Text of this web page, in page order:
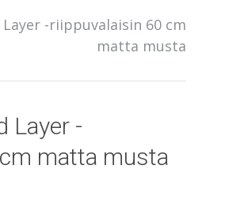
-riippuvalaisin 60 cm
matta musta
Layer -
matta musta